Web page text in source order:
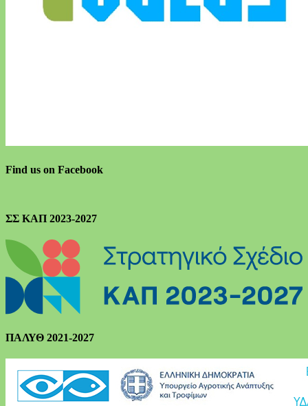
Find us on Facebook
ΣΣ ΚΑΠ 2023-2027
ΠΑΛΥΘ 2021-2027